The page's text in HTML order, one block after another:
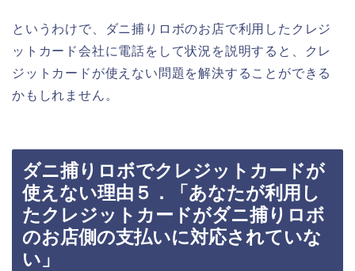
というわけで、ダニ捕りロボのお店で利用したクレジ
ットカード会社に電話をして状況を説明すると、クレ
ジットカードが使えない問題を解決することができる
かもしれません。
ダニ捕りロボでクレジットカードが
使えない理由５．「あなたが利用し
たクレジットカードがダニ捕りロボ
のお店側の支払いに対応されていな
い」